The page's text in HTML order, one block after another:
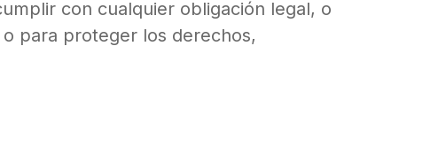
con cualquier obligación legal, o
para proteger los derechos,